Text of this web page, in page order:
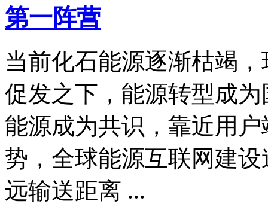
第一阵营
当前化石能源逐渐枯竭
促发之下，能源转型成
能源成为共识，靠近用
势，全球能源互联网建
远输送距离 ...